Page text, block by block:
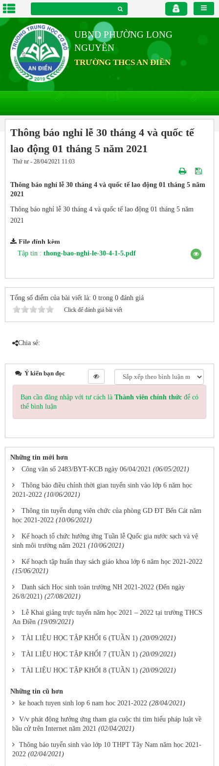
UBND PHƯỜNG LONG
NGUYÊN
TRƯỜNG THCS AN ĐIỀN
Thông báo nghỉ lễ 30 tháng 4 và quốc tế
lao động 01 tháng 5 năm 2021
Thứ tư - 28/04/2021 11:03
Thông báo nghỉ lễ 30 tháng 4 và quốc tế lao động 01 tháng 5 năm
2021
Thông báo nghỉ lễ 30 tháng 4 và quốc tế lao động 01 tháng 5 năm
2021
File đính kèm
Tập tin : thong-bao-nghi-le-30-4-1-5.pdf
Tổng số điểm của bài viết là: 0 trong 0 đánh giá
Click để đánh giá bài viết
Chia sẻ:
Ý kiến bạn đọc
Bạn cần đăng nhập với tư cách là Thành viên chính thức để có
thể bình luận
Những tin mới hơn
Công văn số 2483/BYT-KCB ngày 06/04/2021 (06/05/2021)
Thông báo điều chỉnh thời gian tuyển sinh vào lớp 6 năm học
2021-2022 (10/06/2021)
Thông tin tuyển dụng viên chức của phòng GD ĐT Bến Cát năm
học 2021-2022 (10/06/2021)
Kế hoạch tổ chức hưởng ứng Tuần lễ Quốc gia nước sạch và vệ
sinh môi trường năm 2021 (10/06/2021)
Kế hoạch tập huấn thay sách giáo khoa lớp 6 năm học 2021-2022
(15/06/2021)
Danh sách Học sinh toàn trường NH 2021-2022 (Đến ngày
26/8/2021) (27/08/2021)
Lễ Khai giảng trực tuyến năm học 2021 – 2022 tại trường THCS
An Điền (19/09/2021)
TÀI LIỆU HỌC TẬP KHỐI 6 (TUẦN 1) (20/09/2021)
TÀI LIỆU HỌC TẬP KHỐI 7 (TUẦN 1) (20/09/2021)
TÀI LIỆU HỌC TẬP KHỐI 8 (TUẦN 1) (20/09/2021)
Những tin cũ hơn
ke hoach tuyen sinh lop 6 nam hoc 2021-2022 (28/04/2021)
V/v phát động hưởng ứng tham gia cuộc thi tìm hiểu pháp luật về
bầu cử trên Internet năm 2021 (02/04/2021)
Thông báo tuyển sinh vào lớp 10 THPT Tây Nam năm học 2021-
2022 (02/04/2021)